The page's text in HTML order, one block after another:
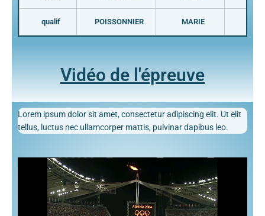
qualif POISSONNIER MARIE
Vidéo de l'épreuve
Lorem ipsum dolor sit amet, consectetur adipiscing elit. Ut elit
tellus, luctus nec ullamcorper mattis, pulvinar dapibus leo.